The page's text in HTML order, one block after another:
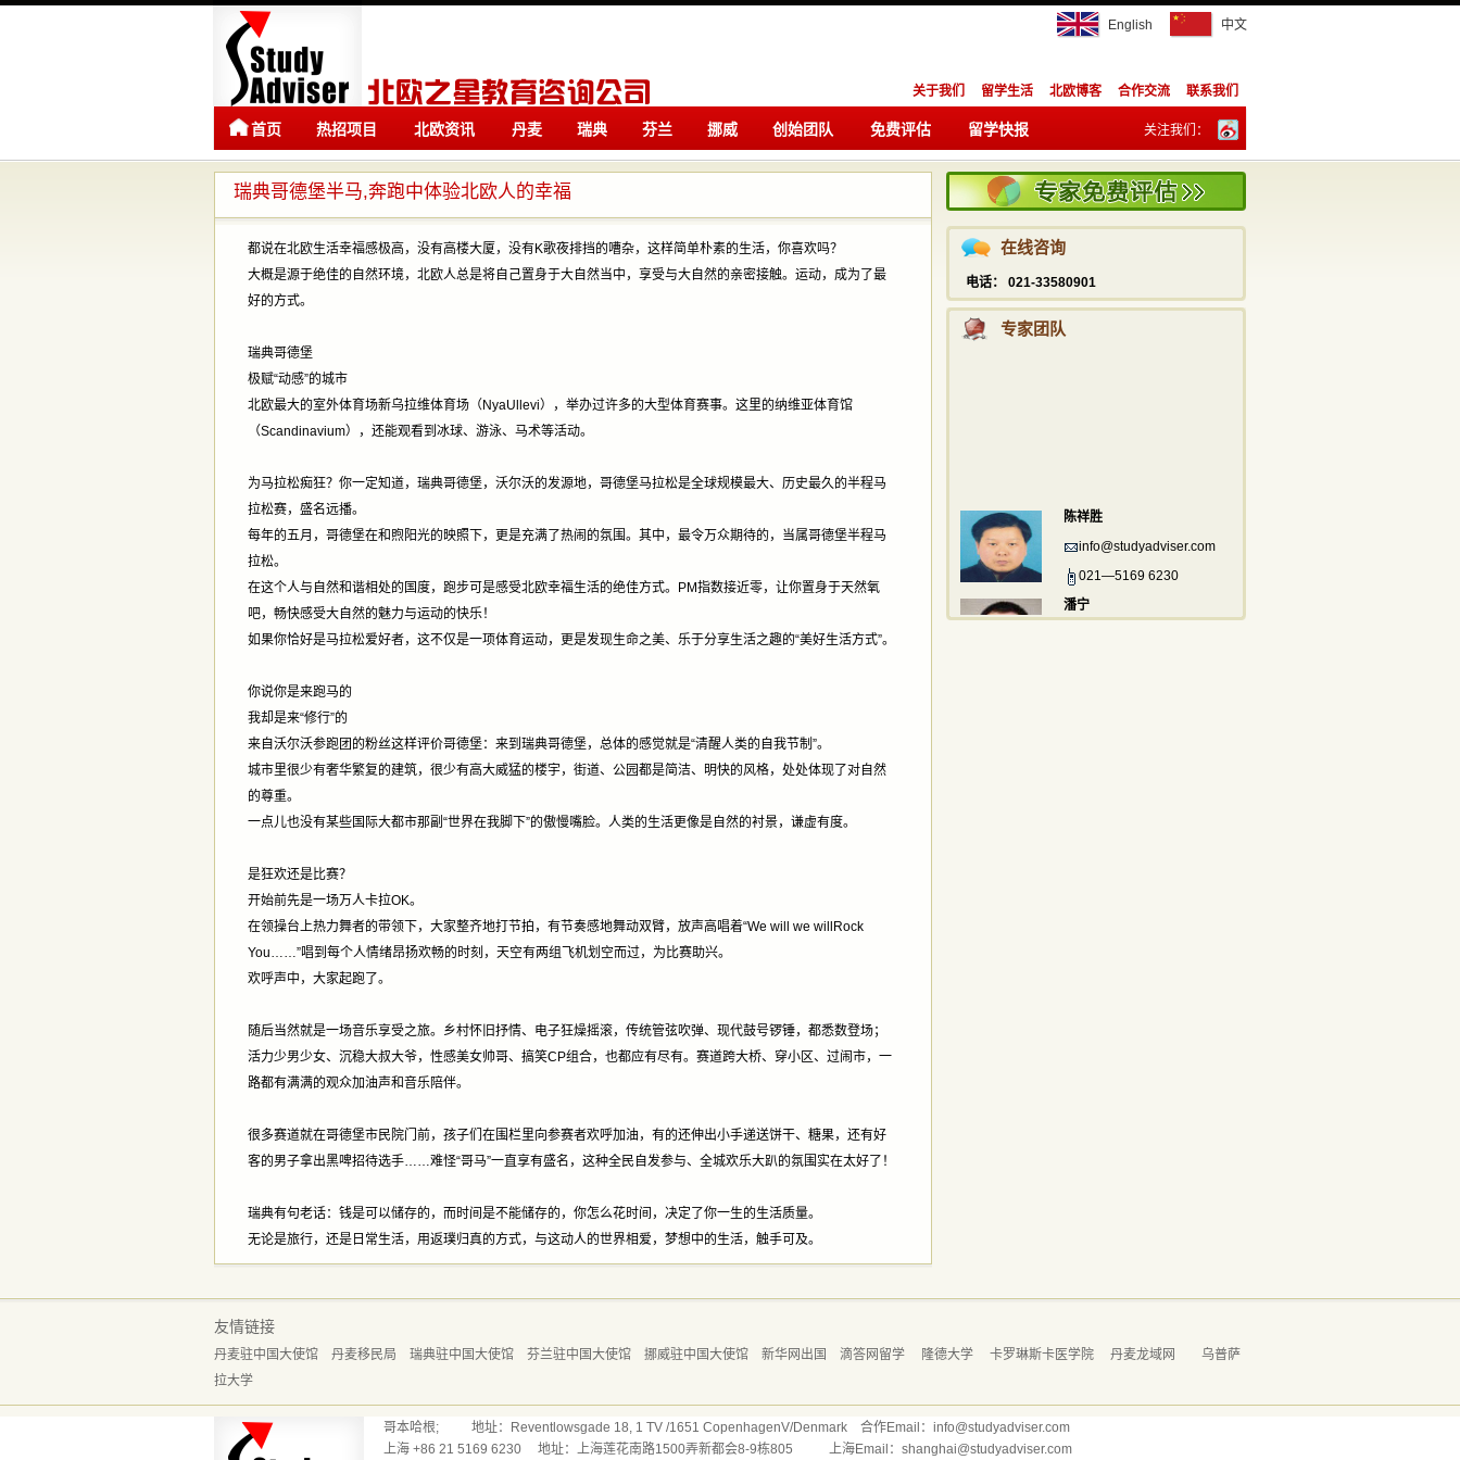
English 中文
关于我们 留学生活 北欧博客 合作交流 联系我们
首页 热招项目 北欧资讯 丹麦
留学
瑞典
留学
芬兰 挪威 创始团队 免费评估 留学快报 关注我们：
订阅：
瑞典哥德堡半马,奔跑中体验北欧人的幸福
都说在北欧生活幸福感极高，没有高楼大厦，没有K歌夜排挡的嘈杂，这样简单朴素的生活，你喜欢吗？
大概是源于绝佳的自然环境，北欧人总是将自己置身于大自然当中，享受与大自然的亲密接触。运动，成为了最
好的方式。
瑞典哥德堡
极赋“动感”的城市
北欧最大的室外体育场新乌拉维体育场（NyaUllevi），举办过许多的大型体育赛事。这里的纳维亚体育馆
（Scandinavium），还能观看到冰球、游泳、马术等活动。
为马拉松痴狂？你一定知道，瑞典哥德堡，沃尔沃的发源地，哥德堡马拉松是全球规模最大、历史最久的半程马
拉松赛，盛名远播。
每年的五月，哥德堡在和煦阳光的映照下，更是充满了热闹的氛围。其中，最令万众期待的，当属哥德堡半程马
拉松。
在这个人与自然和谐相处的国度，跑步可是感受北欧幸福生活的绝佳方式。PM指数接近零，让你置身于天然氧
吧，畅快感受大自然的魅力与运动的快乐！
如果你恰好是马拉松爱好者，这不仅是一项体育运动，更是发现生命之美、乐于分享生活之趣的“美好生活方式”。
你说你是来跑马的
我却是来“修行”的
来自沃尔沃参跑团的粉丝这样评价哥德堡：来到瑞典哥德堡，总体的感觉就是“清醒人类的自我节制”。
城市里很少有奢华繁复的建筑，很少有高大威猛的楼宇，街道、公园都是简洁、明快的风格，处处体现了对自然
的尊重。
一点儿也没有某些国际大都市那副“世界在我脚下”的傲慢嘴脸。人类的生活更像是自然的衬景，谦虚有度。
是狂欢还是比赛？
开始前先是一场万人卡拉OK。
在领操台上热力舞者的带领下，大家整齐地打节拍，有节奏感地舞动双臂，放声高唱着“We will we willRock
You……”唱到每个人情绪昂扬欢畅的时刻，天空有两组飞机划空而过，为比赛助兴。
欢呼声中，大家起跑了。
随后当然就是一场音乐享受之旅。乡村怀旧抒情、电子狂燥摇滚，传统管弦吹弹、现代鼓号锣锤，都悉数登场；
活力少男少女、沉稳大叔大爷，性感美女帅哥、搞笑CP组合，也都应有尽有。赛道跨大桥、穿小区、过闹市，一
路都有满满的观众加油声和音乐陪伴。
很多赛道就在哥德堡市民院门前，孩子们在围栏里向参赛者欢呼加油，有的还伸出小手递送饼干、糖果，还有好
客的男子拿出黑啤招待选手……难怪“哥马”一直享有盛名，这种全民自发参与、全城欢乐大趴的氛围实在太好了！
瑞典有句老话：钱是可以储存的，而时间是不能储存的，你怎么花时间，决定了你一生的生活质量。
无论是旅行，还是日常生活，用返璞归真的方式，与这动人的世界相爱，梦想中的生活，触手可及。
在线咨询
电话： 021-33580901
专家团队
陈祥胜
info@studyadviser.com
021—5169 6230
潘宁
021—5169 6230
陈祥胜
潘宁
info@studyadviser.com
友情链接
丹麦驻中国大使馆 丹麦移民局 瑞典驻中国大使馆 芬兰驻中国大使馆 挪威驻中国大使馆 新华网出国 滴答网留学 隆德大学 卡罗琳斯卡医学院 丹麦龙域网
乌普萨
拉大学
哥本哈根; 地址：Reventlowsgade 18, 1 TV /1651 CopenhagenV/Denmark 合作Email：info@studyadviser.com
上海 +86 21 5169 6230 地址：上海莲花南路1500弄新都会8-9栋805 上海Email：shanghai@studyadviser.com